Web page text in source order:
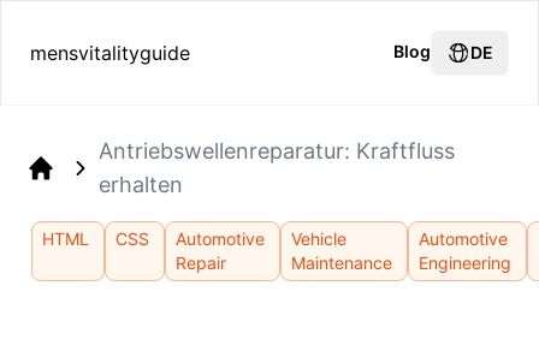
mensvitalityguide Blog DE
Antriebswellenreparatur: Kraftfluss
erhalten
HTML CSS
Automotive
Repair
Vehicle
Maintenance
Automotive
Engineering